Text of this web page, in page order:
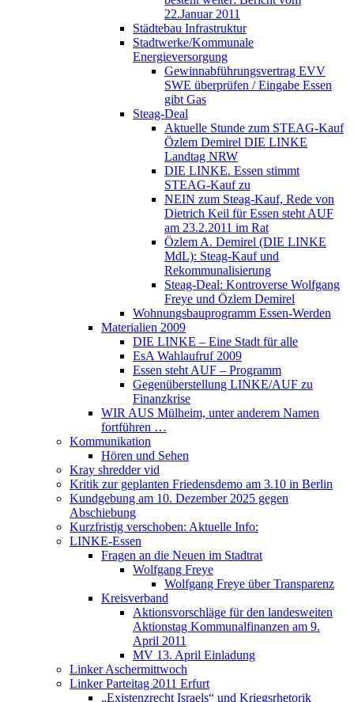
22.Januar 2011
Städtebau Infrastruktur
Stadtwerke/Kommunale
Energieversorgung
Gewinnabführungsvertrag EVV
SWE überprüfen / Eingabe Essen
gibt Gas
Steag-Deal
Aktuelle Stunde zum STEAG-Kauf
Özlem Demirel DIE LINKE
Landtag NRW
DIE LINKE. Essen stimmt
STEAG-Kauf zu
NEIN zum Steag-Kauf, Rede von
Dietrich Keil für Essen steht AUF
am 23.2.2011 im Rat
Özlem A. Demirel (DIE LINKE
MdL): Steag-Kauf und
Rekommunalisierung
Steag-Deal: Kontroverse Wolfgang
Freye und Özlem Demirel
Wohnungsbauprogramm Essen-Werden
Materialien 2009
DIE LINKE – Eine Stadt für alle
EsA Wahlaufruf 2009
Essen steht AUF – Programm
Gegenüberstellung LINKE/AUF zu
Finanzkrise
WIR AUS Mülheim, unter anderem Namen
fortführen …
Kommunikation
Hören und Sehen
Kray shredder vid
Kritik zur geplanten Friedensdemo am 3.10 in Berlin
Kundgebung am 10. Dezember 2025 gegen
Abschiebung
Kurzfristig verschoben: Aktuelle Info:
LINKE-Essen
Fragen an die Neuen im Stadtrat
Wolfgang Freye
Wolfgang Freye über Transparenz
Kreisverband
Aktionsvorschläge für den landesweiten
Aktionstag Kommunalfinanzen am 9.
April 2011
MV 13. April Einladung
Linker Aschermittwoch
Linker Parteitag 2011 Erfurt
„Existenzrecht Israels“ und Kriegsrhetorik